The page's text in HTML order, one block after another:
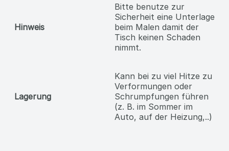
Hinweis
Bitte benutze zur
Sicherheit eine Unterlage
beim Malen damit der
Tisch keinen Schaden
nimmt.
Lagerung
Kann bei zu viel Hitze zu
Verformungen oder
Schrumpfungen führen
(z. B. im Sommer im
Auto, auf der Heizung,..)